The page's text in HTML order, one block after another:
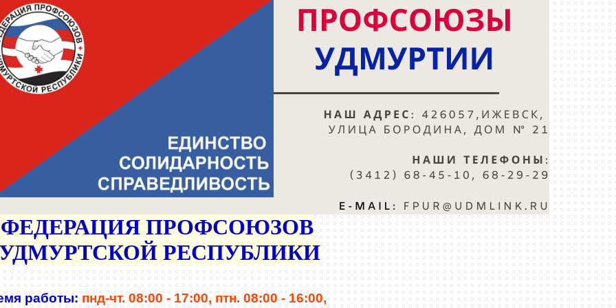
ПРОФСОЮЗОВ
РЕСПУБЛИКИ
работы: пнд-чт. 08:00 - 17:00, птн. 08:00 - 16:00,